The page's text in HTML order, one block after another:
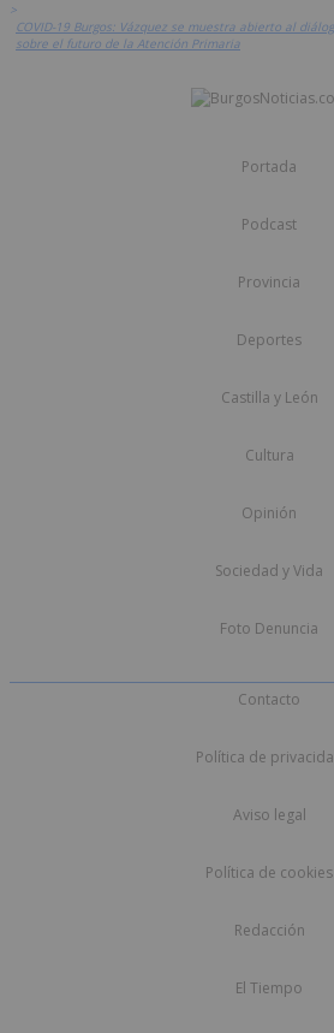
>
COVID-19 Burgos: Vázquez se muestra abierto al
sobre el futuro de la Atención Primaria
Portada
Podcast
Provincia
Deportes
Castilla y León
Cultura
Opinión
Sociedad y Vida
Foto Denuncia
Contacto
Política de
Aviso legal
Política de cookies
Redacción
El Tiempo